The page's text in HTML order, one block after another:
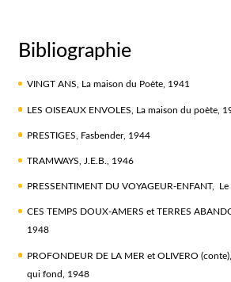
Bibliographie
VINGT ANS, La maison du Poète, 1941
LES OISEAUX ENVOLES, La maison du poète,
PRESTIGES, Fasbender, 1944
TRAMWAYS, J.E.B., 1946
PRESSENTIMENT DU VOYAGEUR-ENFANT,
CES TEMPS DOUX-AMERS et TERRES
1948
PROFONDEUR DE LA MER et OLIVERO
qui fond, 1948